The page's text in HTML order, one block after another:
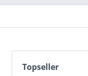
Topseller